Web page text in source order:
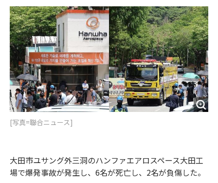
b
o
o
k
t
e
r
o
u
t
i
n
[写真=聯合ニュース]
大田市ユサング外三洞のハンファエアロスペース大田工
場で爆発事故が発生し、6名が死亡し、2名が負傷した。